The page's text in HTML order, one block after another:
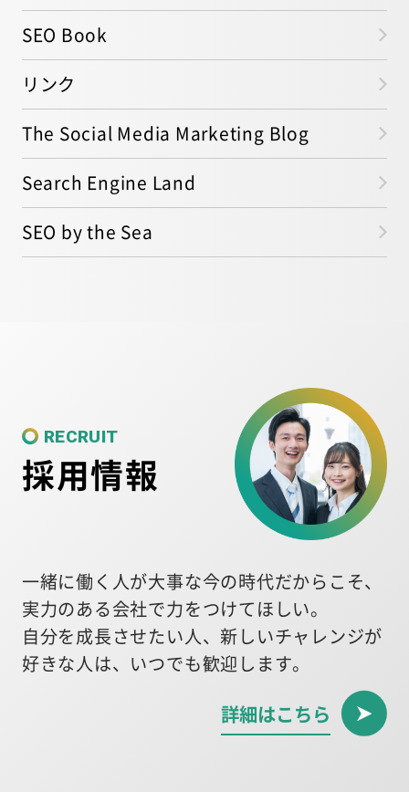
SEO Book
リンク
The Social Media Marketing Blog
Search Engine Land
SEO by the Sea
RECRUIT
採用情報
一緒に働く人が大事な今の時代だからこそ、
実力のある会社で力をつけてほしい。
自分を成長させたい人、新しいチャレンジが
好きな人は、いつでも歓迎します。
詳細はこちら